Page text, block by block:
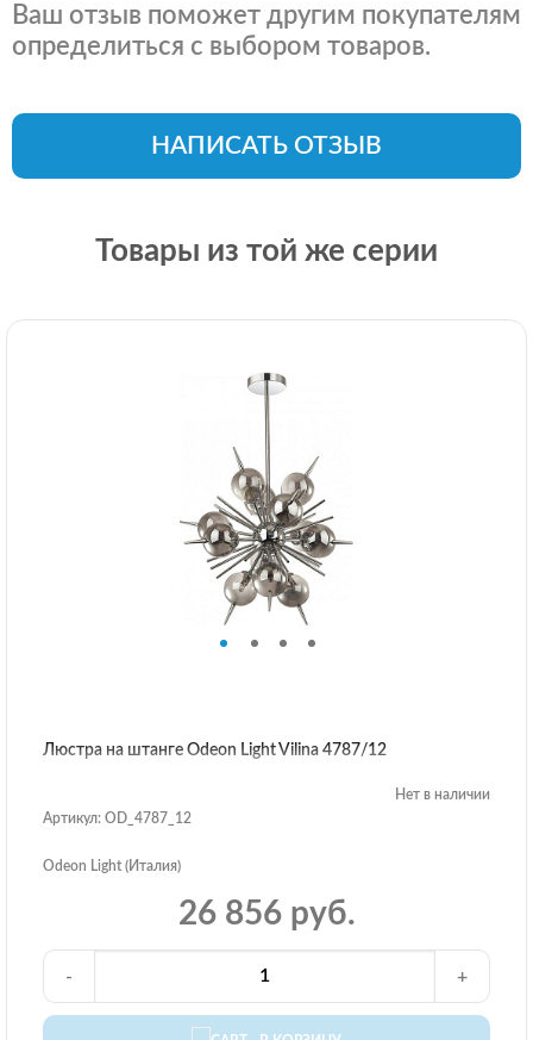
Ваш отзыв поможет другим покупателям
определиться с выбором товаров.
НАПИСАТЬ ОТЗЫВ
Товары из той же серии
Люстра на штанге Odeon Light Vilina 4787/12
Нет в наличии
Артикул: OD_4787_12
Odeon Light (Италия)
26 856 руб.
- +